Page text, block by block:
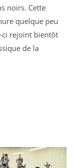
noirs. Cette
quelque peu
ci rejoint bientôt
de la